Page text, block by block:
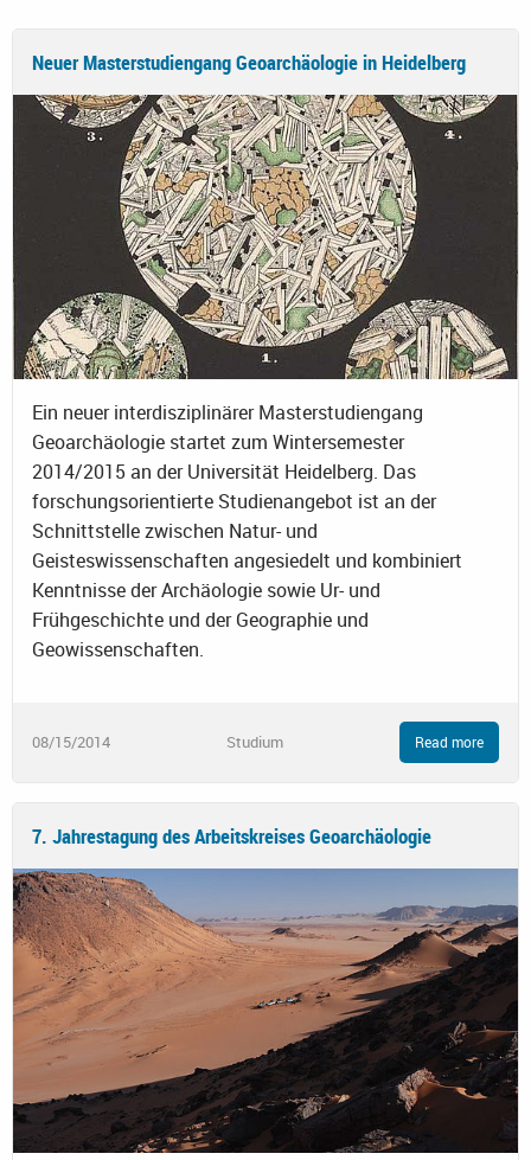
Neuer Masterstudiengang Geoarchäologie in Heidelberg
Ein neuer interdisziplinärer Masterstudiengang
Geoarchäologie startet zum Wintersemester
2014/2015 an der Universität Heidelberg. Das
forschungsorientierte Studienangebot ist an der
Schnittstelle zwischen Natur- und
Geisteswissenschaften angesiedelt und kombiniert
Kenntnisse der Archäologie sowie Ur- und
Frühgeschichte und der Geographie und
Geowissenschaften.
08/15/2014 Studium Read more
7. Jahrestagung des Arbeitskreises Geoarchäologie